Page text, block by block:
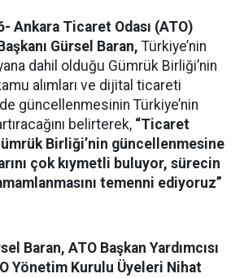
Ankara Ticaret Odası (ATO)
Gürsel Baran, Türkiye’nin
dahil olduğu Gümrük Birliği’nin
alımları ve dijital ticareti
güncellenmesinin Türkiye’nin
belirterek, “Ticaret
Birliği’nin güncellenmesine
çok kıymetli buluyor, sürecin
temenni ediyoruz”
Baran, ATO Başkan Yardımcısı
Yönetim Kurulu Üyeleri Nihat